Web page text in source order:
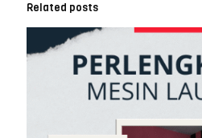
Related posts